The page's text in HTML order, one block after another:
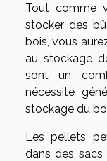
Tout comme
stocker des
bois, vous
au stockage
sont un
nécessite
stockage du
Les pellets
dans des sacs